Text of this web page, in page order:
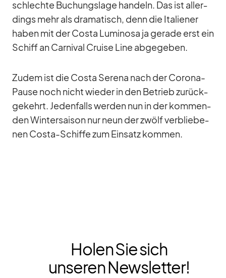
schlechte Bu­chungs­lage han­deln. Das ist al­ler­
dings mehr als dra­ma­tisch, denn die Ita­lie­ner
ha­ben mit der Costa Lu­mi­nosa ja ge­rade erst ein
Schiff an Car­ni­val Cruise Line ab­ge­ge­ben.
Zu­dem ist die Costa Se­rena nach der Co­rona-
Pause noch nicht wie­der in den Be­trieb zu­rück­
ge­kehrt. Je­den­falls wer­den nun in der kom­men­
den Win­ter­sai­son nur neun der zwölf ver­blie­be­
nen Costa-Schiffe zum Ein­satz kom­men.
Holen Sie sich
unseren Newsletter!